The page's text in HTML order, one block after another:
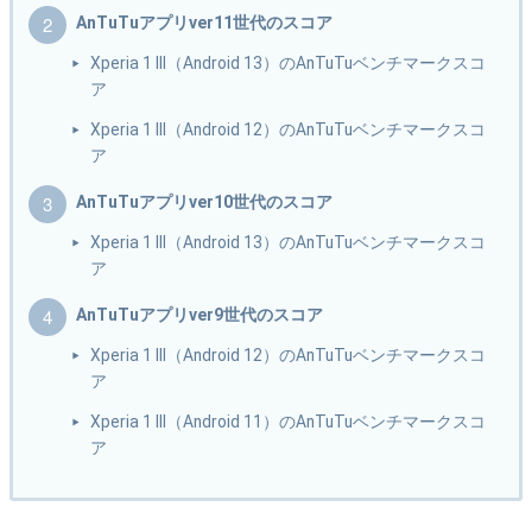
AnTuTuアプリver11世代のスコア
Xperia 1 III（Android 13）のAnTuTuベンチマークスコ
ア
Xperia 1 III（Android 12）のAnTuTuベンチマークスコ
ア
AnTuTuアプリver10世代のスコア
Xperia 1 III（Android 13）のAnTuTuベンチマークスコ
ア
AnTuTuアプリver9世代のスコア
Xperia 1 III（Android 12）のAnTuTuベンチマークスコ
ア
Xperia 1 III（Android 11）のAnTuTuベンチマークスコ
ア